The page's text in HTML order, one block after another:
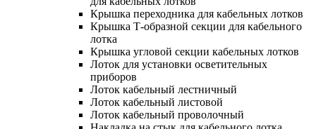
Крышка переходника для кабельных лотков
Крышка Т-образной секции для кабельного
лотка
Крышка угловой секции кабельных лотков
Лоток для установки осветительных
приборов
Лоток кабельный лестничный
Лоток кабельный листовой
Лоток кабельный проволочный